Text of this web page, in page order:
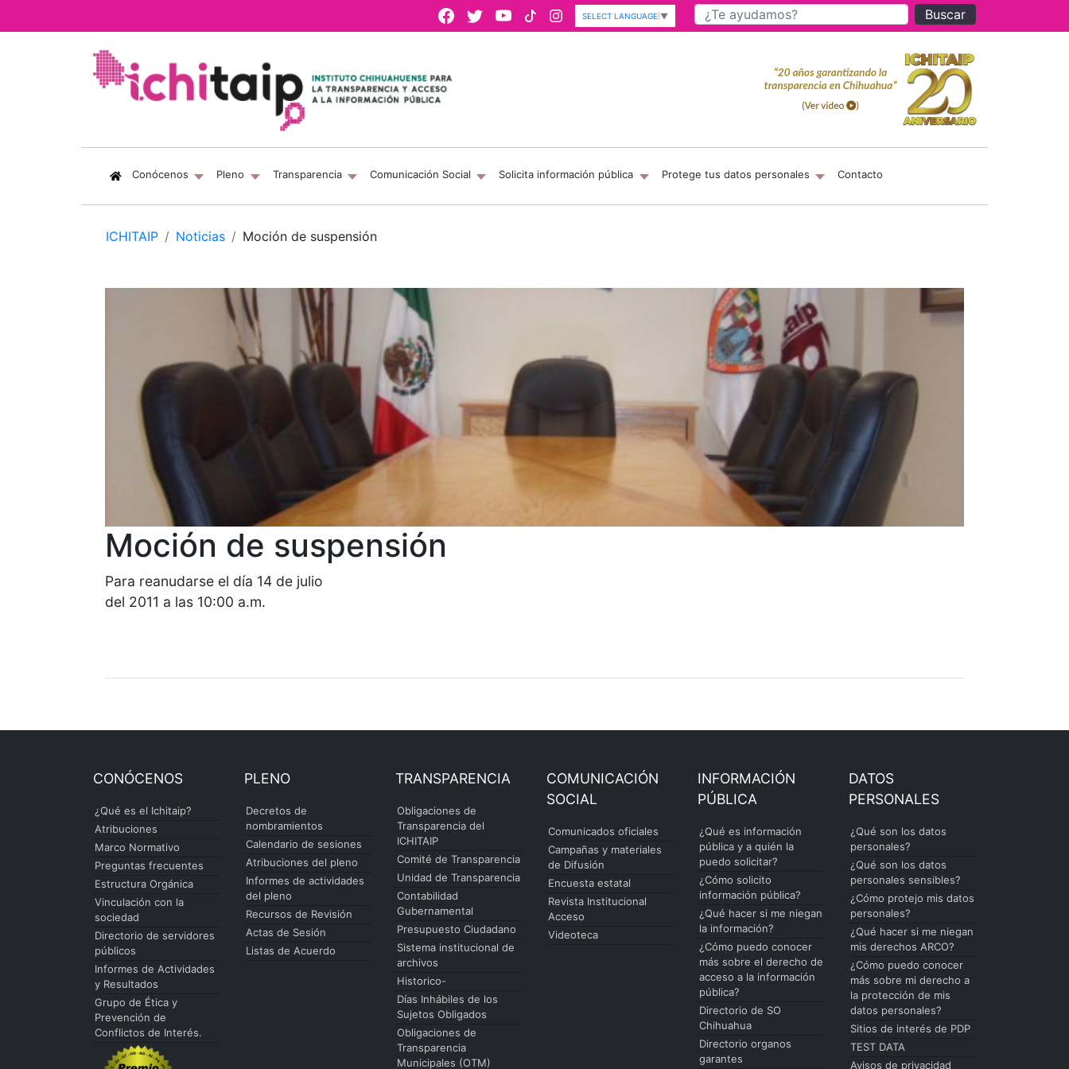
Buscar
SELECT LANGUAGE ▼
Conócenos (current)
Pleno Transparencia Comunicación Social Solicita información pública Protege tus datos personales Contacto
ICHITAIP Noticias Moción de suspensión
Moción de suspensión
Para reanudarse el día 14 de julio
del 2011 a las 10:00 a.m.
CONÓCENOS
¿Qué es el Ichitaip?
Atribuciones
Marco Normativo
Preguntas frecuentes
Estructura Orgánica
Vinculación con la
sociedad
Directorio de servidores
públicos
Informes de Actividades
y Resultados
Grupo de Ética y
Prevención de
Conflictos de Interés.
PLENO
Decretos de
nombramientos
Calendario de sesiones
Atribuciones del pleno
Informes de actividades
del pleno
Recursos de Revisión
Actas de Sesión
Listas de Acuerdo
TRANSPARENCIA
Obligaciones de
Transparencia del
ICHITAIP
Comité de Transparencia
Unidad de Transparencia
Contabilidad
Gubernamental
Presupuesto Ciudadano
Sistema institucional de
archivos
Historico-
Días Inhábiles de los
Sujetos Obligados
Obligaciones de
Transparencia
Municipales (OTM)
COMUNICACIÓN
SOCIAL
Comunicados oficiales
Campañas y materiales
de Difusión
Encuesta estatal
Revista Institucional
Acceso
Videoteca
INFORMACIÓN
PÚBLICA
¿Qué es información
pública y a quién la
puedo solicitar?
¿Cómo solicito
información pública?
¿Qué hacer si me niegan
la información?
¿Cómo puedo conocer
más sobre el derecho de
acceso a la información
pública?
Directorio de SO
Chihuahua
Directorio organos
garantes
DATOS
PERSONALES
¿Qué son los datos
personales?
¿Qué son los datos
personales sensibles?
¿Cómo protejo mis datos
personales?
¿Qué hacer si me niegan
mis derechos ARCO?
¿Cómo puedo conocer
más sobre mi derecho a
la protección de mis
datos personales?
Sitios de interés de PDP
TEST DATA
Avisos de privacidad